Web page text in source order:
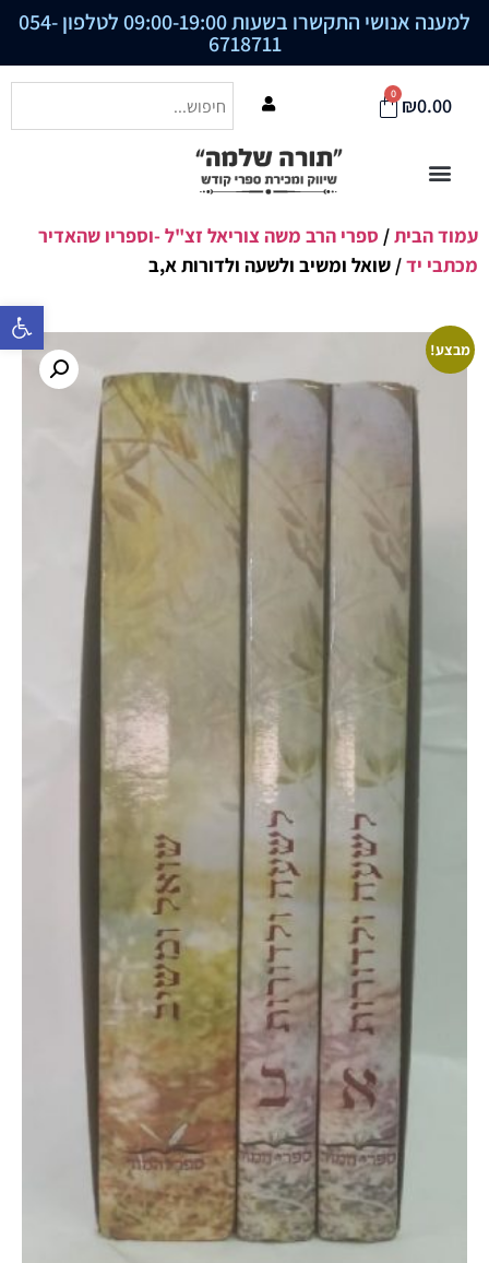
פתח סרגל
למענה אנושי התקשרו בשעות 09:00-19:00 לטלפון 054-
6718711
₪0.00
0
עמוד הבית/ ספרי הרב משה צוריאל זצ"ל -וספריו שהאדיר
מכתבי יד/ שואל ומשיב ולשעה ולדורות א,ב
מבצע!